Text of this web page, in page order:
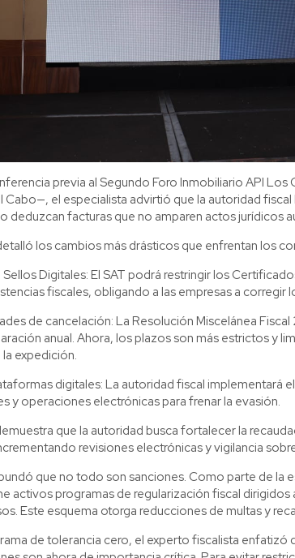
previa al Segundo Foro Inmobiliario API
Cabo—, el especialista advirtió que la autoridad
deduzcan facturas que no amparen actos jurídicos
los cambios más drásticos que enfrentan los
Digitales: El SAT podrá restringir los
fiscales, obligando a las empresas a
de cancelación: La Resolución Miscelánea
anual. Ahora, los plazos son más estrictos y
expedición.
digitales: La autoridad fiscal implementará
y operaciones electrónicas para frenar la evasión.
que la autoridad busca fortalecer la
revisiones electrónicas y vigilancia
que no todo son sanciones. Como parte de
activos programas de regularización fiscal
Este esquema otorga reducciones de multas y
de tolerancia cero, el experto fiscalista enfatizó